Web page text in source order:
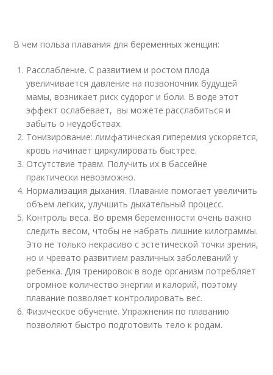
В чем польза плавания для беременных женщин:
Расслабление. С развитием и ростом плода
увеличивается давление на позвоночник будущей
мамы, возникает риск судорог и боли. В воде этот
эффект ослабевает, вы можете расслабиться и
забыть о неудобствах.
Тонизирование: лимфатическая гиперемия ускоряется,
кровь начинает циркулировать быстрее.
Отсутствие травм. Получить их в бассейне
практически невозможно.
Нормализация дыхания. Плавание помогает увеличить
объем легких, улучшить дыхательный процесс.
Контроль веса. Во время беременности очень важно
следить весом, чтобы не набрать лишние килограммы.
Это не только некрасиво с эстетической точки зрения,
но и чревато развитием различных заболеваний у
ребенка. Для тренировок в воде организм потребляет
огромное количество энергии и калорий, поэтому
плавание позволяет контролировать вес.
Физическое обучение. Упражнения по плаванию
позволяют быстро подготовить тело к родам.